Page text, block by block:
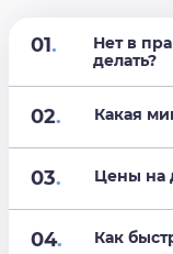
01.
Нет в
делать?
02. Какая
03. Цены на
04. Как